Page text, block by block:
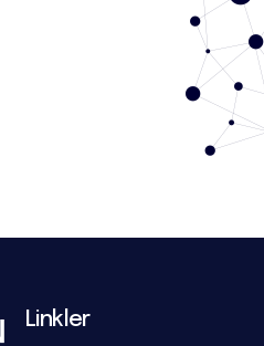
Linkler